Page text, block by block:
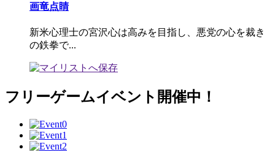
画竜点睛
新米心理士の宮沢心は高みを目指し、悪党の心を裁き
の鉄拳で...
フリーゲームイベント開催中！